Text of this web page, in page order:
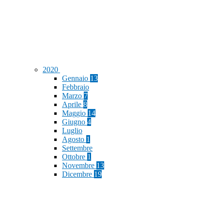
2020
Gennaio 13
Febbraio
Marzo 7
Aprile 8
Maggio 14
Giugno 4
Luglio
Agosto 1
Settembre
Ottobre 1
Novembre 13
Dicembre 19